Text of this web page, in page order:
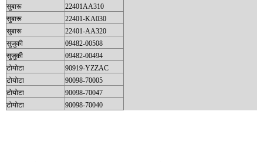
सुबारू
22401AA310
सुबारू
22401-KA030
सुबारू
22401-AA320
सुजुकी
09482-00508
सुजुकी
09482-00494
टोयोटा
90919-YZZAC
टोयोटा
90098-70005
टोयोटा
90098-70047
टोयोटा
90098-70040